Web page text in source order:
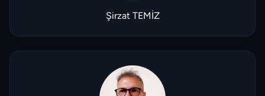
Şirzat TEMİZ